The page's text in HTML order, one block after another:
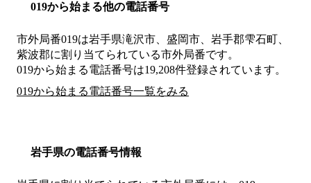
019から始まる他の電話番号
市外局番019は岩手県滝沢市、盛岡市、岩手郡雫石町、
紫波郡に割り当てられている市外局番です。
019から始まる電話番号は19,208件登録されています。
019から始まる電話番号一覧をみる
岩手県の電話番号情報